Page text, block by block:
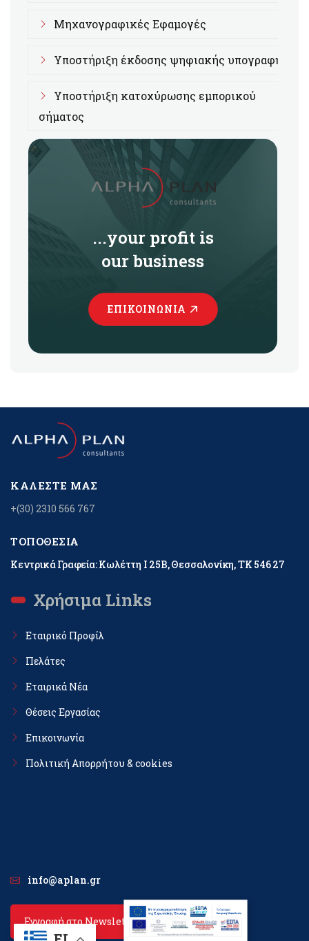
Μηχανογραφικές Εφαμογές
Υποστήριξη έκδοσης ψηφιακής υπογραφής
Υποστήριξη κατοχύρωσης εμπορικού
σήματος
...your profit is
our business
ΕΠΙΚΟΙΝΩΝΊΑ
ΚΑΛΈΣΤΕ ΜΑΣ
+(30) 2310 566 767
ΤΟΠΟΘΕΣΊΑ
Κεντρικά Γραφεία: Κωλέττη Ι 25Β, Θεσσαλονίκη, ΤΚ 546 27
Χρήσιμα Links
Εταιρικό Προφίλ
Πελάτες
Εταιρικά Νέα
Θέσεις Εργασίας
Επικοινωνία
Πολιτική Απορρήτου & cookies
info@aplan.gr
Εγγραφή στο Newsletter